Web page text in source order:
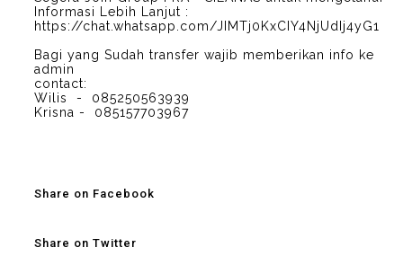
Informasi Lebih Lanjut :
https://chat.whatsapp.com/JIMTj0KxCIY4NjUdIj4yG1
Bagi yang Sudah transfer wajib memberikan info ke
admin
contact:
Wilis - 085250563939
Krisna - 085157703967
Share on Facebook
Share on Twitter